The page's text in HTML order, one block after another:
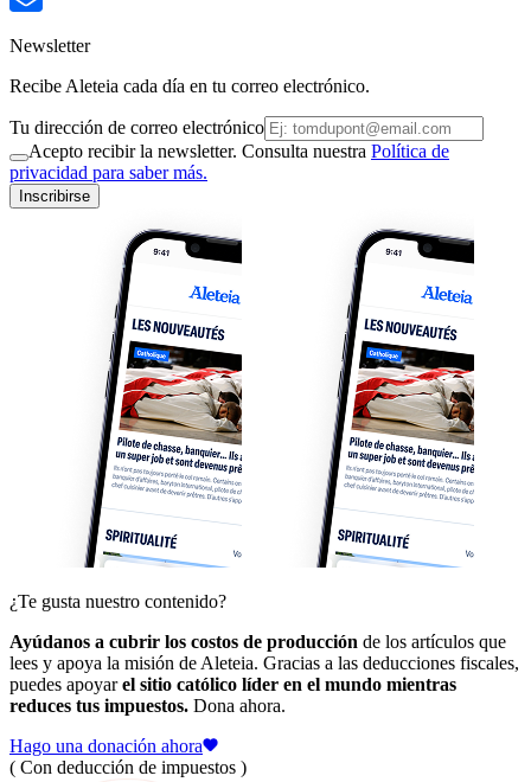
Newsletter
Recibe Aleteia cada día en tu correo electrónico.
Tu dirección de correo electrónico
Acepto recibir la newsletter. Consulta nuestra Política de
privacidad para saber más.
Inscribirse
¿Te gusta nuestro contenido?
Ayúdanos a cubrir los costos de producción de los artículos que
lees y apoya la misión de Aleteia. Gracias a las deducciones fiscales,
puedes apoyarel sitio católico líder en el mundo mientras
reduces tus impuestos. Dona ahora.
Hago una donación ahora
( Con deducción de impuestos )